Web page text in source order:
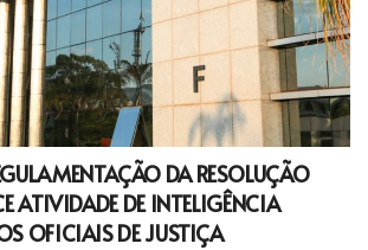
DA RESOLUÇÃO
ATIVIDADE DE INTELIGÊNCIA
OFICIAIS DE JUSTIÇA